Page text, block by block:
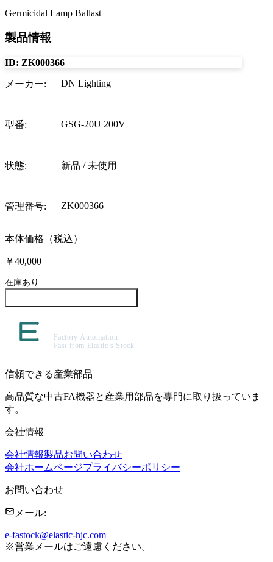
Germicidal Lamp Ballast
製品情報
ID: ZK000366
メーカー: DN Lighting
型番: GSG-20U 200V
状態: 新品 / 未使用
管理番号: ZK000366
本体価格（税込）
￥40,000
在庫あり
信頼できる産業部品
高品質な中古FA機器と産業用部品を専門に取り扱っていま
す。
会社情報
会社情報製品お問い合わせ
会社ホームページプライバシーポリシー
お問い合わせ
メール:
e-fastock@elastic-hjc.com
※営業メールはご遠慮ください。